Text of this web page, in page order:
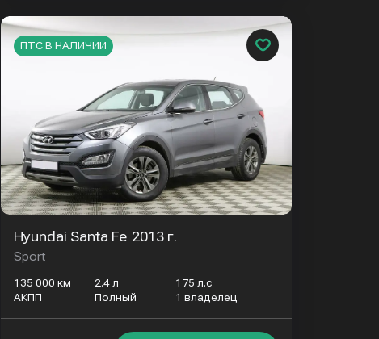
ПТС В НАЛИЧИИ
Hyundai Santa Fe 2013 г.
Sport
135 000 км 2.4 л
175 л.с
АКПП
Полный 1 владелец